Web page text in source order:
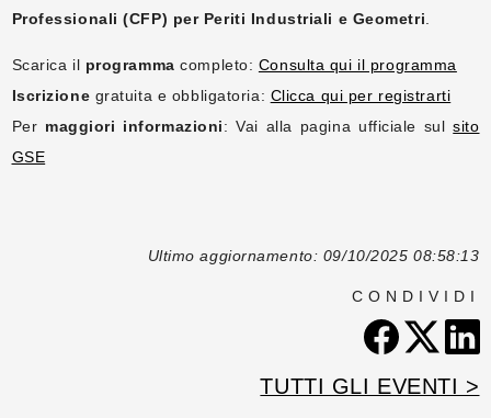
Professionali (CFP) per Periti Industriali e Geometri
Scarica il programma completo: Consulta qui il programma
Iscrizione gratuita e obbligatoria: Clicca qui per registrarti
Per maggiori informazioni: Vai alla pagina ufficiale sulsito
GSE
Ultimo aggiornamento: 09/10/2025 08:58:13
CONDIVIDI
TUTTI GLI EVENTI >